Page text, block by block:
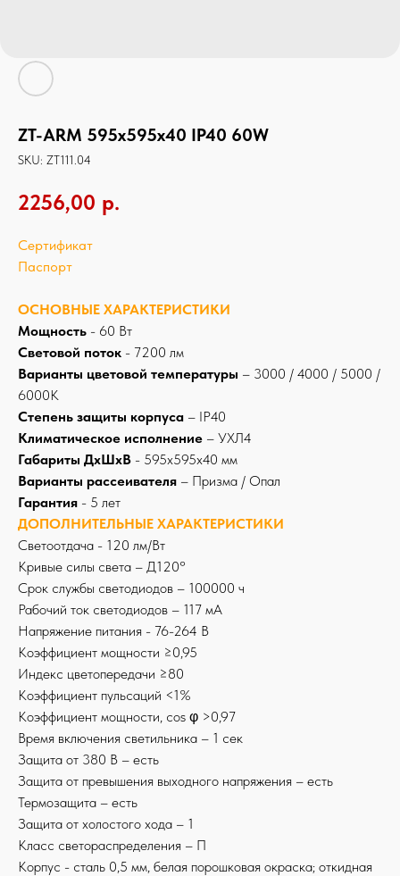
ZT-ARM 595х595х40 IP40 60W
SKU: ZT111.04
2256,00 р.
Сертификат
Паспорт
ОСНОВНЫЕ ХАРАКТЕРИСТИКИ
Мощность - 60 Вт
Световой поток - 7200 лм
Варианты цветовой температуры – 3000 / 4000 / 5000 /
6000К
Степень защиты корпуса – IP40
Климатическое исполнение – УХЛ4
Габариты ДхШхВ - 595x595x40 мм
Варианты рассеивателя – Призма / Опал
Гарантия - 5 лет
ДОПОЛНИТЕЛЬНЫЕ ХАРАКТЕРИСТИКИ
Светоотдача - 120 лм/Вт
Кривые силы света – Д120°
Срок службы светодиодов – 100000 ч
Рабочий ток светодиодов – 117 мА
Напряжение питания - 76-264 В
Коэффициент мощности ≥0,95
Индекс цветопередачи ≥80
Коэффициент пульсаций <1%
Коэффициент мощности, cos φ >0,97
Время включения светильника – 1 сек
Защита от 380 В – есть
Защита от превышения выходного напряжения – есть
Термозащита – есть
Защита от холостого хода – 1
Класс светораспределения – П
Корпус - сталь 0,5 мм, белая порошковая окраска; откидная